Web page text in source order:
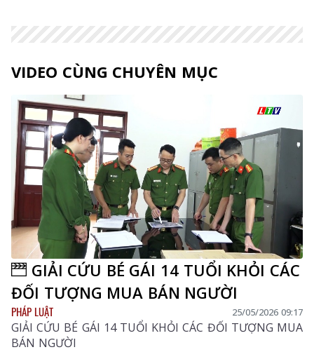
VIDEO CÙNG CHUYÊN MỤC
GIẢI CỨU BÉ GÁI 14 TUỔI KHỎI CÁC
ĐỐI TƯỢNG MUA BÁN NGƯỜI
PHÁP LUẬT 25/05/2026 09:17
GIẢI CỨU BÉ GÁI 14 TUỔI KHỎI CÁC ĐỐI TƯỢNG MUA
BÁN NGƯỜI